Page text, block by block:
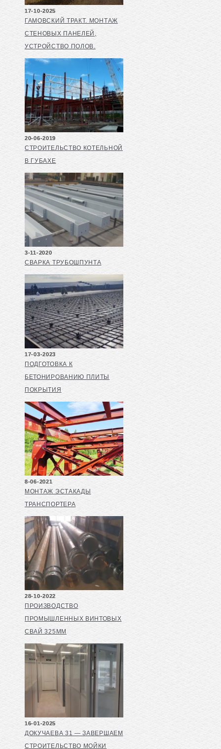
17-10-2025
ГАМОВСКИЙ ТРАКТ. МОНТАЖ
СТЕНОВЫХ ПАНЕЛЕЙ,
УСТРОЙСТВО ПОЛОВ.
20-06-2019
СТРОИТЕЛЬСТВО КОТЕЛЬНОЙ
В ГУБАХЕ
3-11-2020
СВАРКА ТРУБОШПУНТА
17-03-2023
ПОДГОТОВКА К
БЕТОНИРОВАНИЮ ПЛИТЫ
ПОКРЫТИЯ
8-06-2021
МОНТАЖ ЭСТАКАДЫ
ТРАНСПОРТЕРА
28-10-2022
ПРОИЗВОДСТВО
ПРОМЫШЛЕННЫХ ВИНТОВЫХ
СВАЙ 325ММ
16-01-2025
ДОКУЧАЕВА 31 — ЗАВЕРШАЕМ
СТРОИТЕЛЬСТВО МОЙКИ